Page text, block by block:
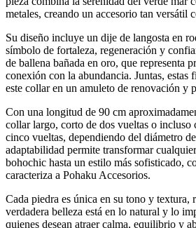
metales, creando un accesorio tan versátil
Su diseño incluye un dije de langosta en
símbolo de fortaleza, regeneración y
de ballena bañada en oro, que representa
conexión con la abundancia. Juntas, estas
este collar en un amuleto de renovación y
Con una longitud de 90 cm
collar largo, corto de dos vueltas o incluso
cinco vueltas, dependiendo del diámetro
adaptabilidad permite transformar
bohochic hasta un estilo más sofisticado,
caracteriza a Pohaku Accesorios.
Cada piedra es única en su tono y textura,
verdadera belleza está en lo natural y lo
quienes desean atraer calma, equilibrio y